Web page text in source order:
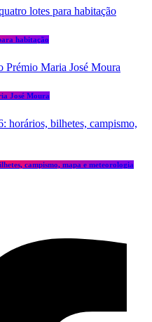
habitação
José Moura
campismo, mapa e meteorologia